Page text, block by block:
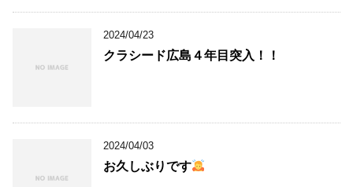
2024/04/23
クラシード広島４年目突入！！
2024/04/03
お久しぶりです